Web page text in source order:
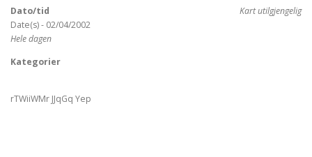
OM GRANLI INFO
Kart utilgjengelig
Dato/tid
Date(s) - 02/04/2002
Hele dagen
Kategorier
rTWiiWMr JJqGq Yep